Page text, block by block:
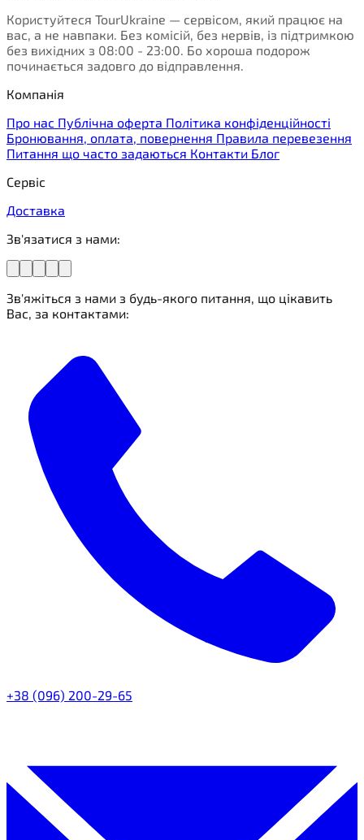
Користуйтеся TourUkraine — сервісом, який працює на
вас, а не навпаки. Без комісій, без нервів, із підтримкою
без вихідних з 08:00 - 23:00. Бо хороша подорож
починається задовго до відправлення.
Компанія
Про нас Публічна оферта Політика конфіденційності
Бронювання, оплата, повернення Правила перевезення
Питання що часто задаються Контакти Блог
Сервіс
Доставка
Зв'язатися з нами:
Зв'яжіться з нами з будь-якого питання, що цікавить
Вас, за контактами:
+38 (096) 200-29-65